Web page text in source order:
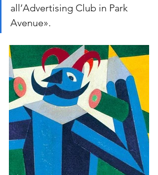
all’Advertising Club in Park
Avenue».